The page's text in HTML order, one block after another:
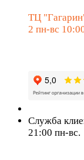
ТЦ
2 пн-вс
Служба
21:00 пн-вс.